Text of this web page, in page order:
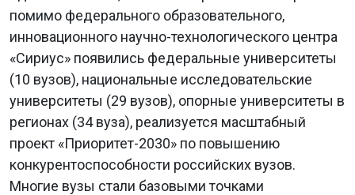
помимо федерального образовательного,
инновационного научно-технологического центра
«Сириус» появились федеральные университеты
(10 вузов), национальные исследовательские
университеты (29 вузов), опорные университеты в
регионах (34 вуза), реализуется масштабный
проект «Приоритет-2030» по повышению
конкурентоспособности российских вузов.
Многие вузы стали базовыми точками